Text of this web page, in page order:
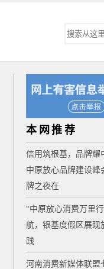
本网推荐
信用筑根基，品牌耀
中原放心品牌建设峰
牌之夜在
“中原放心消费万里
航，银基度假区展现
践
河南消费新媒体联盟